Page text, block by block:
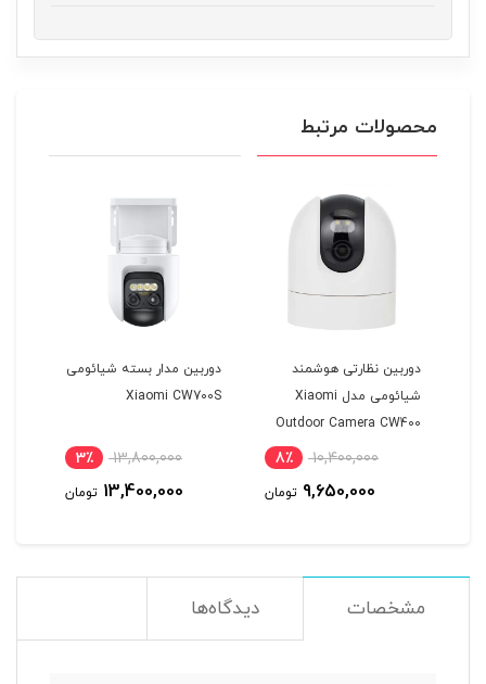
محصولات مرتبط
دوربین نظارتی هوشمند
شیائومی مدل Xiaomi
Outdoor Camera CW400
10,400,000 8٪
9,650,000 تومان
دوربین مدار بسته شیائومی
Xiaomi CW700S
13,800,000 3٪
13,400,000 تومان
مشخصات دیدگاه‌ها